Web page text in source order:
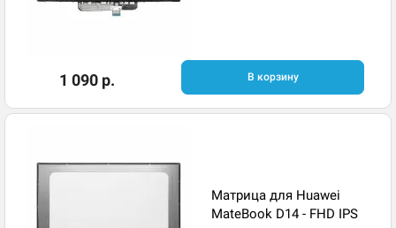
1 090 р. В корзину
Матрица для Huawei
MateBook D14 - FHD IPS